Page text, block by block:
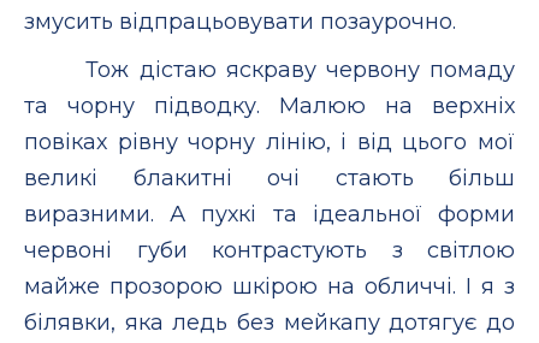
змусить відпрацьовувати позаурочно.
Тож дістаю яскраву червону помаду
та чорну підводку. Малюю на верхніх
повіках рівну чорну лінію, і від цього мої
великі блакитні очі стають більш
виразними. А пухкі та ідеальної форми
червоні губи контрастують з світлою
майже прозорою шкірою на обличчі. І я з
білявки, яка ледь без мейкапу дотягує до